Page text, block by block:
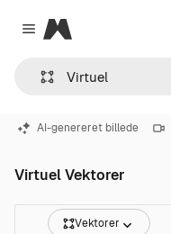
Close menu
Magnific
AI-genereret billede
Virtuel Vektorer
Vektorer